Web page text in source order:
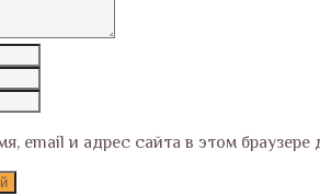
email и адрес сайта в этом